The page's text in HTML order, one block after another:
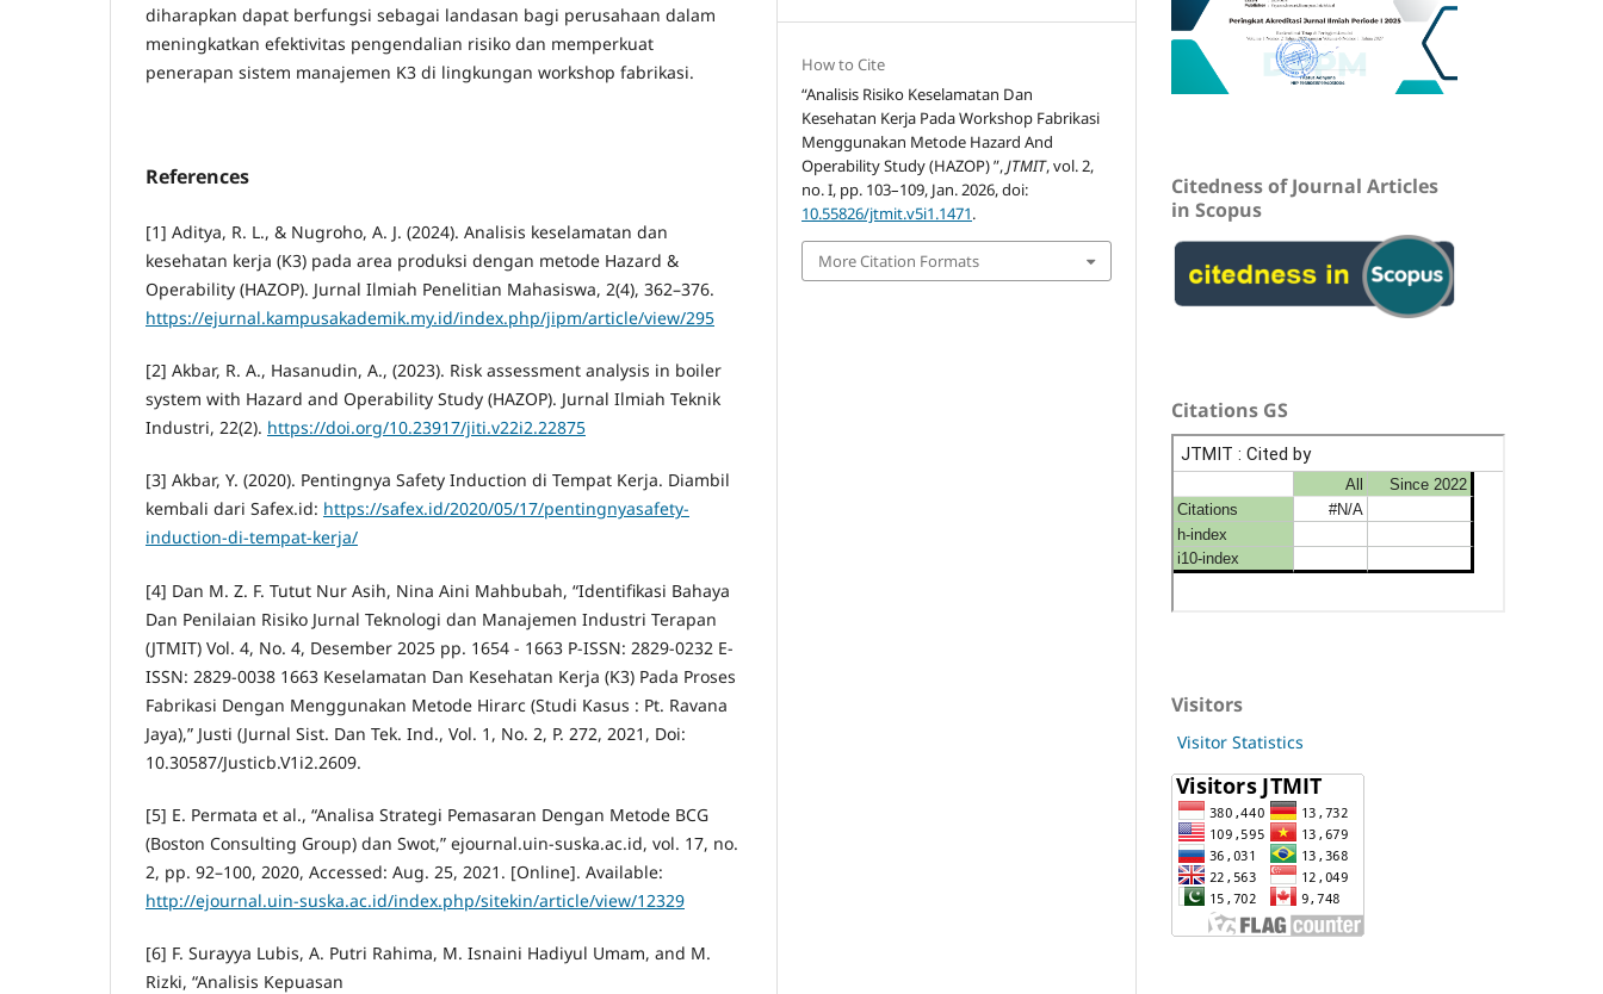
diharapkan dapat berfungsi sebagai landasan bagi perusahaan dalam
meningkatkan efektivitas pengendalian risiko dan memperkuat
penerapan sistem manajemen K3 di lingkungan workshop fabrikasi.
References
[1] Aditya, R. L., & Nugroho, A. J. (2024). Analisis keselamatan dan
kesehatan kerja (K3) pada area produksi dengan metode Hazard &
Operability (HAZOP). Jurnal Ilmiah Penelitian Mahasiswa, 2(4), 362–376.
https://ejurnal.kampusakademik.my.id/index.php/jipm/article/view/295
[2] Akbar, R. A., Hasanudin, A., (2023). Risk assessment analysis in boiler
system with Hazard and Operability Study (HAZOP). Jurnal Ilmiah Teknik
Industri, 22(2). https://doi.org/10.23917/jiti.v22i2.22875
[3] Akbar, Y. (2020). Pentingnya Safety Induction di Tempat Kerja. Diambil
kembali dari Safex.id: https://safex.id/2020/05/17/pentingnyasafety-
induction-di-tempat-kerja/
[4] Dan M. Z. F. Tutut Nur Asih, Nina Aini Mahbubah, “Identifikasi Bahaya
Dan Penilaian Risiko Jurnal Teknologi dan Manajemen Industri Terapan
(JTMIT) Vol. 4, No. 4, Desember 2025 pp. 1654 - 1663 P-ISSN: 2829-0232 E-
ISSN: 2829-0038 1663 Keselamatan Dan Kesehatan Kerja (K3) Pada Proses
Fabrikasi Dengan Menggunakan Metode Hirarc (Studi Kasus : Pt. Ravana
Jaya),” Justi (Jurnal Sist. Dan Tek. Ind., Vol. 1, No. 2, P. 272, 2021, Doi:
10.30587/Justicb.V1i2.2609.
[5] E. Permata et al., “Analisa Strategi Pemasaran Dengan Metode BCG
(Boston Consulting Group) dan Swot,” ejournal.uin-suska.ac.id, vol. 17, no.
2, pp. 92–100, 2020, Accessed: Aug. 25, 2021. [Online]. Available:
http://ejournal.uin-suska.ac.id/index.php/sitekin/article/view/12329
[6] F. Surayya Lubis, A. Putri Rahima, M. Isnaini Hadiyul Umam, and M.
Rizki, “Analisis Kepuasan
How to Cite
“Analisis Risiko Keselamatan Dan
Kesehatan Kerja Pada Workshop Fabrikasi
Menggunakan Metode Hazard And
Operability Study (HAZOP) ”,JTMIT, vol. 2,
no. I, pp. 103–109, Jan. 2026, doi:
10.55826/jtmit.v5i1.1471.
More Citation Formats
Citedness of Journal Articles
in Scopus
Citations GS
Visitors
Visitor Statistics